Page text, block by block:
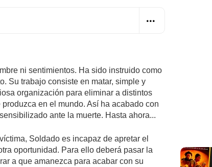
ni sentimientos. Ha sido instruido como
Su trabajo consiste en matar, simple y
organización para eliminar a distintos
en el mundo. Así ha acabado con
ante la muerte. Hasta ahora...
Soldado es incapaz de apretar el
oportunidad. Para ello deberá pasar la
a que amanezca para acabar con su